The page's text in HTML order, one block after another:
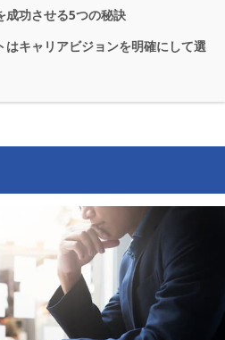
成功させる5つの秘訣
はキャリアビジョンを明確にして選